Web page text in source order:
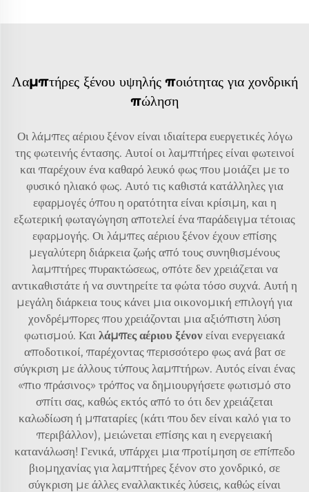
Λαμπτήρες ξένου υψηλής ποιότητας για χονδρική
πώληση
Οι λάμπες αέριου ξένον είναι ιδιαίτερα ευεργετικές λόγω
της φωτεινής έντασης. Αυτοί οι λαμπτήρες είναι φωτεινοί
και παρέχουν ένα καθαρό λευκό φως που μοιάζει με το
φυσικό ηλιακό φως. Αυτό τις καθιστά κατάλληλες για
εφαρμογές όπου η ορατότητα είναι κρίσιμη, και η
εξωτερική φωταγώγηση αποτελεί ένα παράδειγμα τέτοιας
εφαρμογής. Οι λάμπες αέριου ξένον έχουν επίσης
μεγαλύτερη διάρκεια ζωής από τους συνηθισμένους
λαμπτήρες πυρακτώσεως, οπότε δεν χρειάζεται να
αντικαθιστάτε ή να συντηρείτε τα φώτα τόσο συχνά. Αυτή η
μεγάλη διάρκεια τους κάνει μια οικονομική επιλογή για
χονδρέμπορες που χρειάζονται μια αξιόπιστη λύση
φωτισμού. Και λάμπες αέριου ξένον είναι ενεργειακά
αποδοτικοί, παρέχοντας περισσότερο φως ανά βατ σε
σύγκριση με άλλους τύπους λαμπτήρων. Αυτός είναι ένας
«πιο πράσινος» τρόπος να δημιουργήσετε φωτισμό στο
σπίτι σας, καθώς εκτός από το ότι δεν χρειάζεται
καλωδίωση ή μπαταρίες (κάτι που δεν είναι καλό για το
περιβάλλον), μειώνεται επίσης και η ενεργειακή
κατανάλωση! Γενικά, υπάρχει μια προτίμηση σε επίπεδο
βιομηχανίας για λαμπτήρες ξένον στο χονδρικό, σε
σύγκριση με άλλες εναλλακτικές λύσεις, καθώς είναι